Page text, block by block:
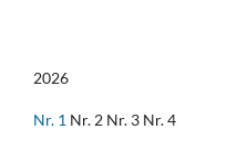
2026
Nr. 1 Nr. 2 Nr. 3 Nr. 4